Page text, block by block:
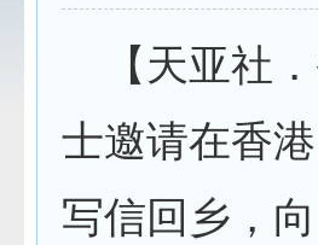
【天亚社．
士邀请在香
写信回乡，